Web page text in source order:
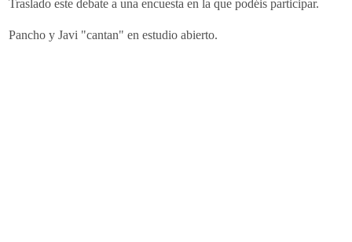
Traslado este debate a una encuesta en la que podéis participar.
Pancho y Javi "cantan" en estudio abierto.